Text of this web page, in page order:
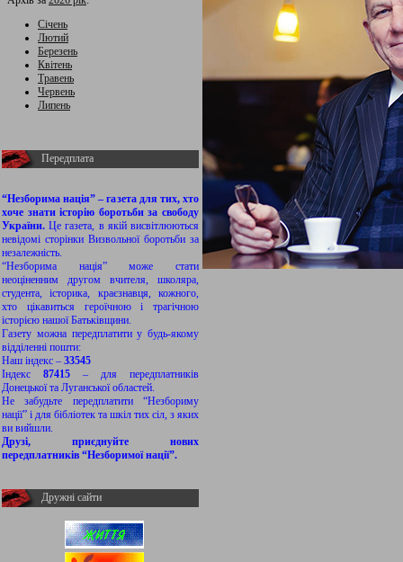
Січень
Лютий
Березень
Квітень
Травень
Червень
Липень
Передплата
“Незборима нація” – газета для тих, хто
хоче знати історію боротьби за свободу
України.Це газета, в якій висвітлюються
невідомі сторінки Визвольної боротьби за
незалежність.
“Незборима нація” може стати
неоціненним другом вчителя, школяра,
студента, історика, краєзнавця, кожного,
хто цікавиться героїчною і трагічною
історією нашої Батьківщини.
Газету можна передплатити у будь-якому
відділенні пошти:
Наш індекс – 33545
Індекс 87415 – для передплатників
Донецької та Луганської областей.
Не забудьте передплатити “Незбориму
нації” і для бібліотек та шкіл тих сіл, з яких
ви вийшли.
Друзі, приєднуйте нових
передплатників “Незборимої нації”.
Дружні сайти